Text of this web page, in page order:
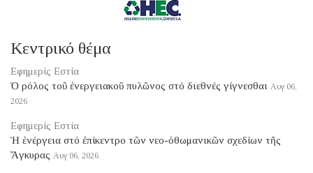
Κεντρικό θέμα
Εφημερίς Εστία
Ὁ ρόλος τοῦ ἐνεργειακοῦ πυλῶνος στό διεθνές γίγνεσθαι Αυγ 06,
2026
Εφημερίς Εστία
Ἡ ἐνέργεια στό ἐπίκεντρο τῶν νεο-ὀθωμανικῶν σχεδίων τῆς
Ἄγκυρας Αυγ 06, 2026